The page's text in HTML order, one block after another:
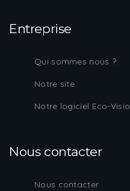
Entreprise
Qui sommes nous ?
Notre site
Notre logiciel Eco-Visio
Nous contacter
Nous contacter